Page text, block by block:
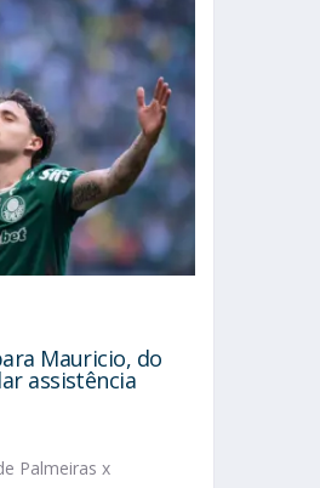
Mauricio, do
assistência
Palmeiras x